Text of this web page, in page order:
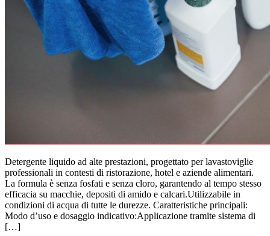
Detergente liquido ad alte prestazioni, progettato per lavastoviglie
professionali in contesti di ristorazione, hotel e aziende alimentari.
La formula è senza fosfati e senza cloro, garantendo al tempo stesso
efficacia su macchie, depositi di amido e calcari.Utilizzabile in
condizioni di acqua di tutte le durezze. Caratteristiche principali:
Modo d’uso e dosaggio indicativo:Applicazione tramite sistema di
[…]